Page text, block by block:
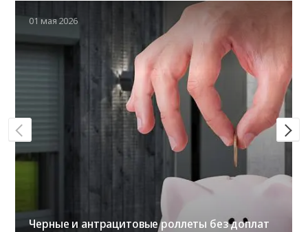
01 мая 2026
Черные и антрацитовые роллеты без доплат